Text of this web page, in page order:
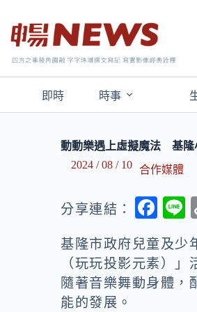
即時 時事
動動樂遇上虛擬魔法 基隆
2024 / 08 / 10
合作媒體
分享連結：
F
e
b
o
e
基隆市政府兒童及少
（玩玩投影元素）
隨著音樂舞動身體，
能的發展。